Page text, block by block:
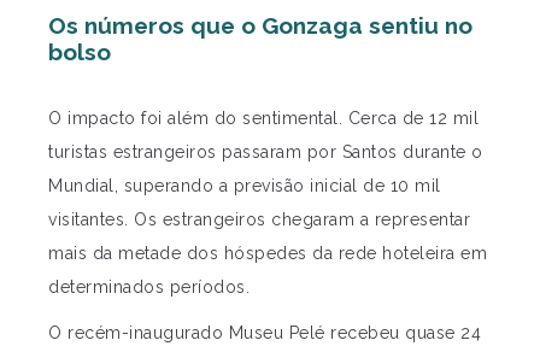
Os números que o Gonzaga sentiu no
bolso
O impacto foi além do sentimental. Cerca de 12 mil
turistas estrangeiros passaram por Santos durante o
Mundial, superando a previsão inicial de 10 mil
visitantes. Os estrangeiros chegaram a representar
mais da metade dos hóspedes da rede hoteleira em
determinados períodos.
O recém-inaugurado Museu Pelé recebeu quase 24